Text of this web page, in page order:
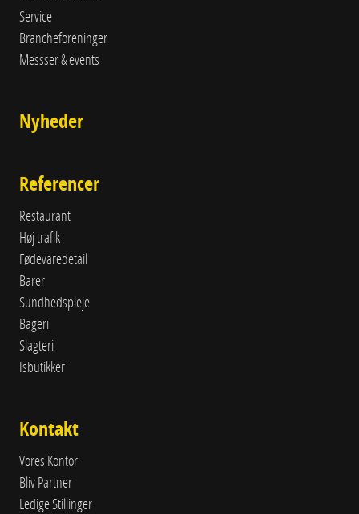
Service
Brancheforeninger
Messser & events
Nyheder
Referencer
Restaurant
Høj trafik
Fødevaredetail
Barer
Sundhedspleje
Bageri
Slagteri
Isbutikker
Kontakt
Vores Kontor
Bliv Partner
Ledige Stillinger